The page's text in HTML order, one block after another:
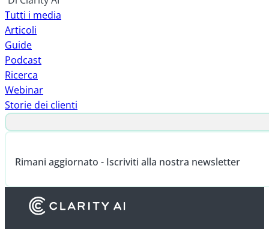
Tutti i media
Articoli
Guide
Podcast
Ricerca
Webinar
Storie dei clienti
Rimani aggiornato - Iscriviti alla nostra newsletter